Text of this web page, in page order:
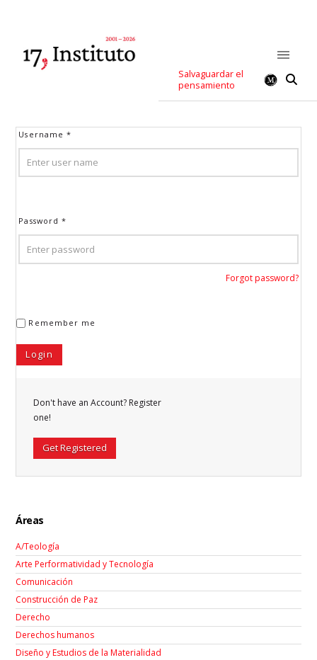
Salvaguardar el
pensamiento
Username*
Password*
Forgot password?
Remember me
Don't have an Account? Register
one!
Get Registered
Áreas
A/Teología
Arte Performatividad y Tecnología
Comunicación
Construcción de Paz
Derecho
Derechos humanos
Diseño y Estudios de la Materialidad